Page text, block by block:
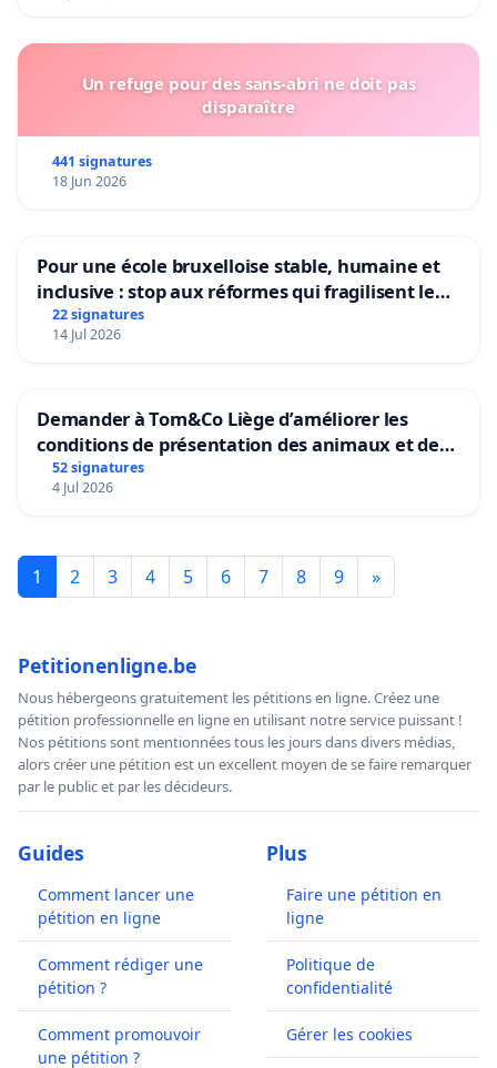
Un refuge pour des sans-abri ne doit pas
disparaître
441 signatures
18 Jun 2026
Pour une école bruxelloise stable, humaine et
inclusive : stop aux réformes qui fragilisent le
primaire
22 signatures
14 Jul 2026
Demander à Tom&Co Liège d’améliorer les
conditions de présentation des animaux et de
mettre fin à la vente d’animaux en magasin
52 signatures
4 Jul 2026
1 2 3 4 5 6 7 8 9 »
Petitionenligne.be
Nous hébergeons gratuitement les pétitions en ligne. Créez une
pétition professionnelle en ligne en utilisant notre service puissant !
Nos pétitions sont mentionnées tous les jours dans divers médias,
alors créer une pétition est un excellent moyen de se faire remarquer
par le public et par les décideurs.
Guides
Comment lancer une
pétition en ligne
Comment rédiger une
pétition ?
Comment promouvoir
une pétition ?
Plus
Faire une pétition en
ligne
Politique de
confidentialité
Gérer les cookies